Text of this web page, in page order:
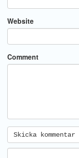
Website
Comment